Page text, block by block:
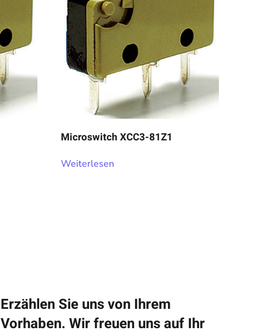
Microswitch XCC3-81Z1
Weiterlesen
Erzählen Sie uns von Ihrem
Vorhaben. Wir freuen uns auf Ihr